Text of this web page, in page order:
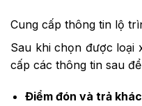
Cung cấp thông tin lộ
Sau khi chọn được loại
cấp các thông tin sau
Điểm đón và trả